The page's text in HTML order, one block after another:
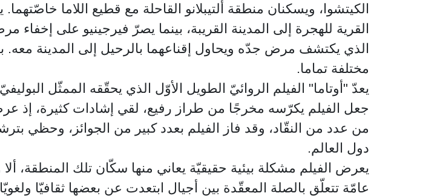
الكيتشوا، ويسكنان منطقة ألتيبلانو القاحلة مع قطيع اللاما
القرية للهجرة إلى المدينة القريبة، بينما يصرّ فيرجينيو على
الذي يكتشف مرض جدّه ويحاول إقناعهما بالرحيل إلى المدينة معه.
مختلفة تماما.
يعدّ "أوتاما" الفيلم الروائيّ الطويل الأوّل الذي يحقّقه الممثّل
جعل الفيلم يكرّسه مخرجًا من طراز رفيع، لقي إشادات كثيرة، إذ
من عدد من النقّاد، وقد فاز الفيلم بعدد كبير من الجوائز،
دول العالم.
يعرض الفيلم مشكلة بيئية حقيقيّة يعاني منها سكّان تلك المنطقة،
عامّة تتعلّق بالصلة المعقّدة بين أجيال ابتعدت عن بعضها ثقافيّا